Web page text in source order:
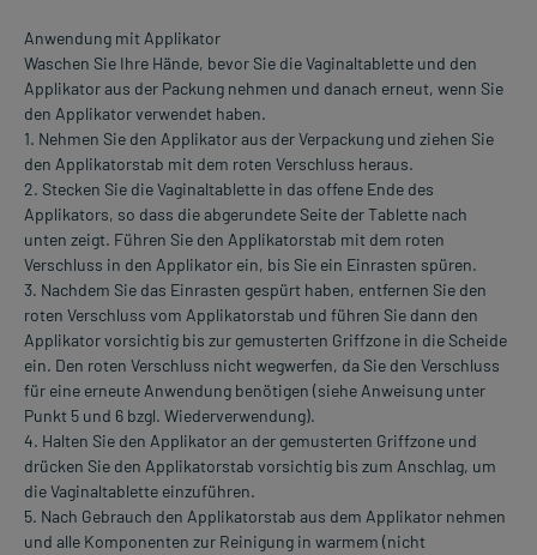
Anwendung mit Applikator
Waschen Sie Ihre Hände, bevor Sie die Vaginaltablette und den
Applikator aus der Packung nehmen und danach erneut, wenn Sie
den Applikator verwendet haben.
1. Nehmen Sie den Applikator aus der Verpackung und ziehen Sie
den Applikatorstab mit dem roten Verschluss heraus.
2. Stecken Sie die Vaginaltablette in das offene Ende des
Applikators, so dass die abgerundete Seite der Tablette nach
unten zeigt. Führen Sie den Applikatorstab mit dem roten
Verschluss in den Applikator ein, bis Sie ein Einrasten spüren.
3. Nachdem Sie das Einrasten gespürt haben, entfernen Sie den
roten Verschluss vom Applikatorstab und führen Sie dann den
Applikator vorsichtig bis zur gemusterten Griffzone in die Scheide
ein. Den roten Verschluss nicht wegwerfen, da Sie den Verschluss
für eine erneute Anwendung benötigen (siehe Anweisung unter
Punkt 5 und 6 bzgl. Wiederverwendung).
4. Halten Sie den Applikator an der gemusterten Griffzone und
drücken Sie den Applikatorstab vorsichtig bis zum Anschlag, um
die Vaginaltablette einzuführen.
5. Nach Gebrauch den Applikatorstab aus dem Applikator nehmen
und alle Komponenten zur Reinigung in warmem (nicht